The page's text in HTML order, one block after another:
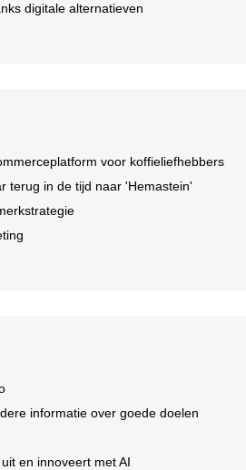
digitale alternatieven
voor koffieliefhebbers
terug in de tijd naar 'Hemastein'
informatie over goede doelen
en innoveert met AI